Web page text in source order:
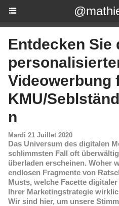
Entdecken Sie
Videowerbung
KMU/
n
Mardi 21 Juillet 2020
Das Universum des digitalen
schlimmsten Fall oft
überladen erscheinen. Woher
endlosen Fragmente von
Musts, welche Facette
Ihrer Marketingstrategie
Wir sind hier, um unsere